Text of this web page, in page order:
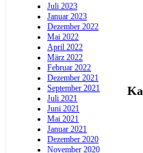
Juli 2023
Januar 2023
Dezember 2022
Mai 2022
April 2022
März 2022
Februar 2022
Dezember 2021
September 2021
Juli 2021
Juni 2021
Mai 2021
Januar 2021
Dezember 2020
November 2020